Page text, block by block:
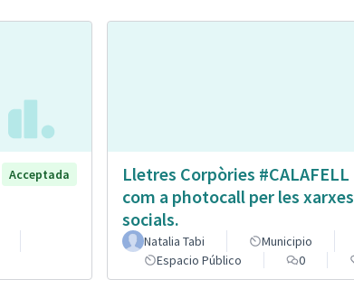
Acceptada
Lletres Corpòries #CALAFELL
com a photocall per les xarxes
socials.
Natalia Tabi
Municipio
Espacio Público
0